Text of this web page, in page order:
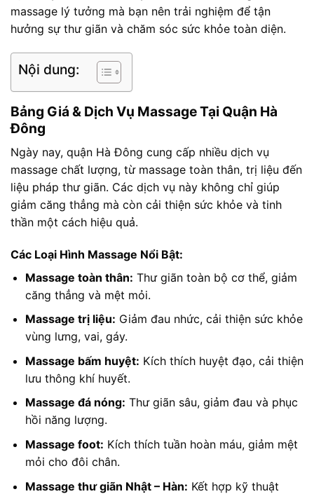
massage lý tưởng mà bạn nên trải nghiệm để tận
hưởng sự thư giãn và chăm sóc sức khỏe toàn diện.
Nội dung:
Bảng Giá & Dịch Vụ Massage Tại Quận Hà
Đông
Ngày nay, quận Hà Đông cung cấp nhiều dịch vụ
massage chất lượng, từ massage toàn thân, trị liệu đến
liệu pháp thư giãn. Các dịch vụ này không chỉ giúp
giảm căng thẳng mà còn cải thiện sức khỏe và tinh
thần một cách hiệu quả.
Các Loại Hình Massage Nổi Bật:
Massage toàn thân: Thư giãn toàn bộ cơ thể, giảm
căng thẳng và mệt mỏi.
Massage trị liệu: Giảm đau nhức, cải thiện sức khỏe
vùng lưng, vai, gáy.
Massage bấm huyệt: Kích thích huyệt đạo, cải thiện
lưu thông khí huyết.
Massage đá nóng: Thư giãn sâu, giảm đau và phục
hồi năng lượng.
Massage foot: Kích thích tuần hoàn máu, giảm mệt
mỏi cho đôi chân.
Massage thư giãn Nhật – Hàn: Kết hợp kỹ thuật